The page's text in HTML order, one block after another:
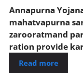
Annapurna
mahatvapurna
zarooratmand
ration provide
Read more